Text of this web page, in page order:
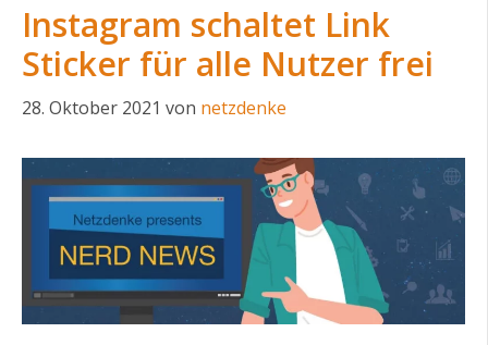
Instagram schaltet Link
Sticker für alle Nutzer frei
28. Oktober 2021 von netzdenke